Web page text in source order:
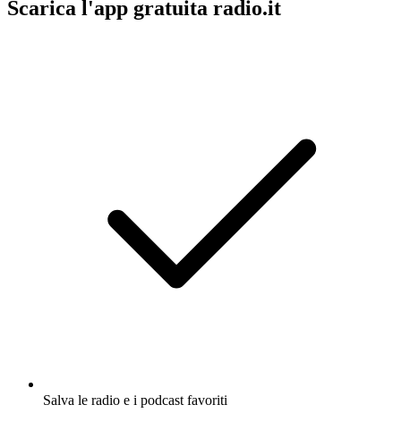
Scarica l'app gratuita radio.it
Salva le radio e i podcast favoriti